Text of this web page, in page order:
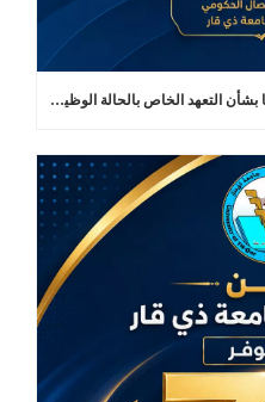
تنويه مهم للمقبولين في الدراسات العليا بشأن التعهد الخاص بالحالة الوظيفية